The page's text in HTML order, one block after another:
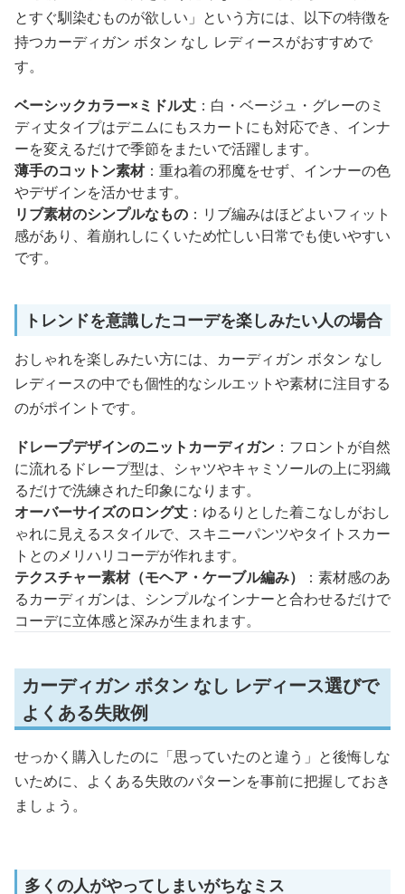
とすぐ馴染むものが欲しい」という方には、以下の特徴を
持つカーディガン ボタン なし レディースがおすすめで
す。
ベーシックカラー×ミドル丈 ：白・ベージュ・グレーのミ
ディ丈タイプはデニムにもスカートにも対応でき、インナ
ーを変えるだけで季節をまたいで活躍します。
薄手のコットン素材：重ね着の邪魔をせず、インナーの色
やデザインを活かせます。
リブ素材のシンプルなもの ：リブ編みはほどよいフィット
感があり、着崩れしにくいため忙しい日常でも使いやすい
です。
トレンドを意識したコーデを楽しみたい人の場合
おしゃれを楽しみたい方には、カーディガン ボタン なし
レディースの中でも個性的なシルエットや素材に注目する
のがポイントです。
ドレープデザインのニットカーディガン ：フロントが自然
に流れるドレープ型は、シャツやキャミソールの上に羽織
るだけで洗練された印象になります。
オーバーサイズのロング丈 ：ゆるりとした着こなしがおし
ゃれに見えるスタイルで、スキニーパンツやタイトスカー
トとのメリハリコーデが作れます。
テクスチャー素材（モヘア・ケーブル編み）
：素材感のあ
るカーディガンは、シンプルなインナーと合わせるだけで
コーデに立体感と深みが生まれます。
カーディガン ボタン なし レディース選びで
よくある失敗例
せっかく購入したのに「思っていたのと違う」と後悔しな
いために、よくある失敗のパターンを事前に把握しておき
ましょう。
多くの人がやってしまいがちなミス